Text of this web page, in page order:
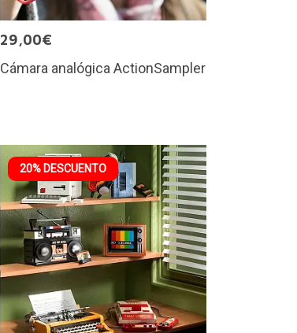
29,00€
Cámara analógica ActionSampler
20% DESCUENTO